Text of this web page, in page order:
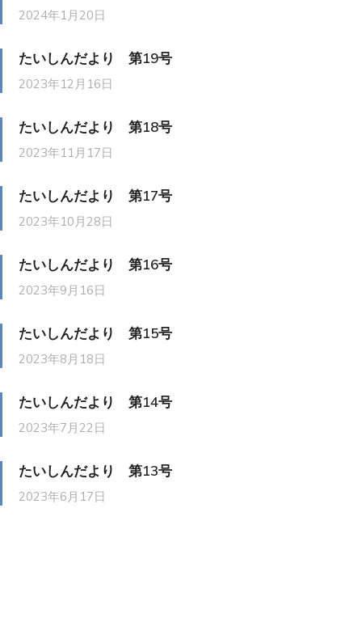
2024年1月20日
たいしんだより 第19号
2023年12月16日
たいしんだより 第18号
2023年11月17日
たいしんだより 第17号
2023年10月28日
たいしんだより 第16号
2023年9月16日
たいしんだより 第15号
2023年8月18日
たいしんだより 第14号
2023年7月22日
たいしんだより 第13号
2023年6月17日